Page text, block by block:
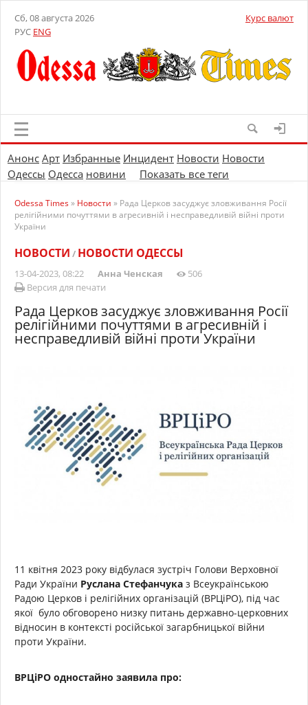
Сб, 08 августа 2026
РУС ENG
Курс валют
Анонс Арт Избранные Инцидент Новости Новости
Одессы Одесса новини Показать все теги
Odessa Times» Новости » Рада Церков засуджує зловживання Росії
релігійними почуттями в агресивній і несправедливій війні проти
України
НОВОСТИ / НОВОСТИ ОДЕССЫ
13-04-2023, 08:22 Анна Ченская
506
Версия для печати
Рада Церков засуджує зловживання Росії
релігійними почуттями в агресивній і
несправедливій війні проти України
11 квітня 2023 року відбулася зустріч Голови Верховної
Ради України Руслана Стефанчука з Всеукраїнською
Радою Церков і релігійних організацій (ВРЦіРО), під час
якої було обговорено низку питань державно-церковних
відносин в контексті російської загарбницької війни
проти України.
ВРЦіРО одностайно заявила про: